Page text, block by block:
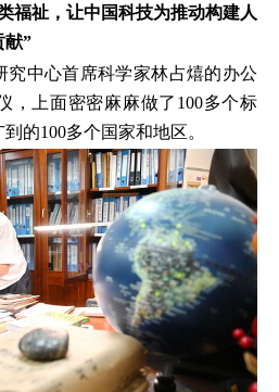
福祉，让中国科技为推动构建人
献”
究中心首席科学家林占熺的办公
，上面密密麻麻做了100多个标
的100多个国家和地区。